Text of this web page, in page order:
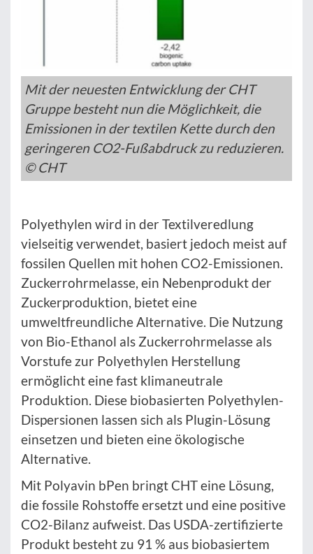
Mit der neuesten Entwicklung der CHT
Gruppe besteht nun die Möglichkeit, die
Emissionen in der textilen Kette durch den
geringeren CO2-Fußabdruck zu reduzieren.
© CHT
Polyethylen wird in der Textilveredlung
vielseitig verwendet, basiert jedoch meist auf
fossilen Quellen mit hohen CO2-Emissionen.
Zuckerrohrmelasse, ein Nebenprodukt der
Zuckerproduktion, bietet eine
umweltfreundliche Alternative. Die Nutzung
von Bio-Ethanol als Zuckerrohrmelasse als
Vorstufe zur Polyethylen Herstellung
ermöglicht eine fast klimaneutrale
Produktion. Diese biobasierten Polyethylen-
Dispersionen lassen sich als Plugin-Lösung
einsetzen und bieten eine ökologische
Alternative.
Mit Polyavin bPen bringt CHT eine Lösung,
die fossile Rohstoffe ersetzt und eine positive
CO2-Bilanz aufweist. Das USDA-zertifizierte
Produkt besteht zu 91 % aus biobasiertem